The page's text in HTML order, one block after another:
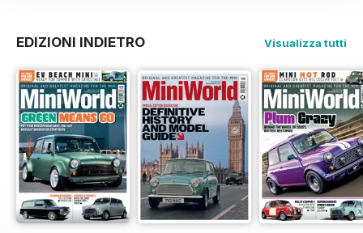
EDIZIONI INDIETRO Visualizza tutti